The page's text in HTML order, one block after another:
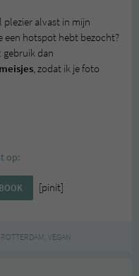
plezier alvast in mijn
een hotspot hebt bezocht?
gebruik dan
, zodat ik je foto
op:
[pinit]
ROTTERDAM, VEGAN